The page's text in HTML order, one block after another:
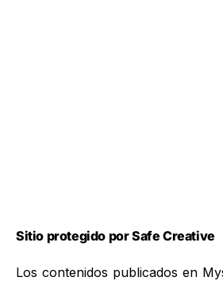
Sitio protegido por Safe Creative
Los contenidos publicados en